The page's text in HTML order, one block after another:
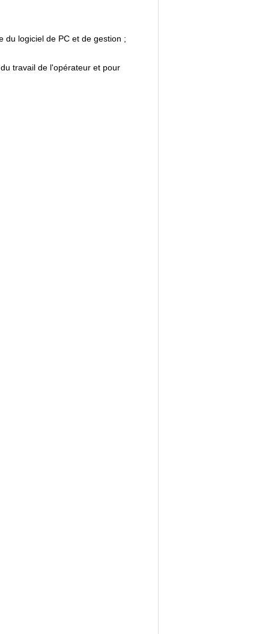
du logiciel de PC et de gestion ;
travail de l'opérateur et pour